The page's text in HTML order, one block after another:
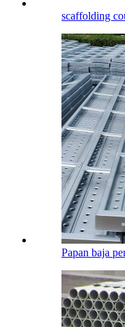
scaffolding
Papan baja